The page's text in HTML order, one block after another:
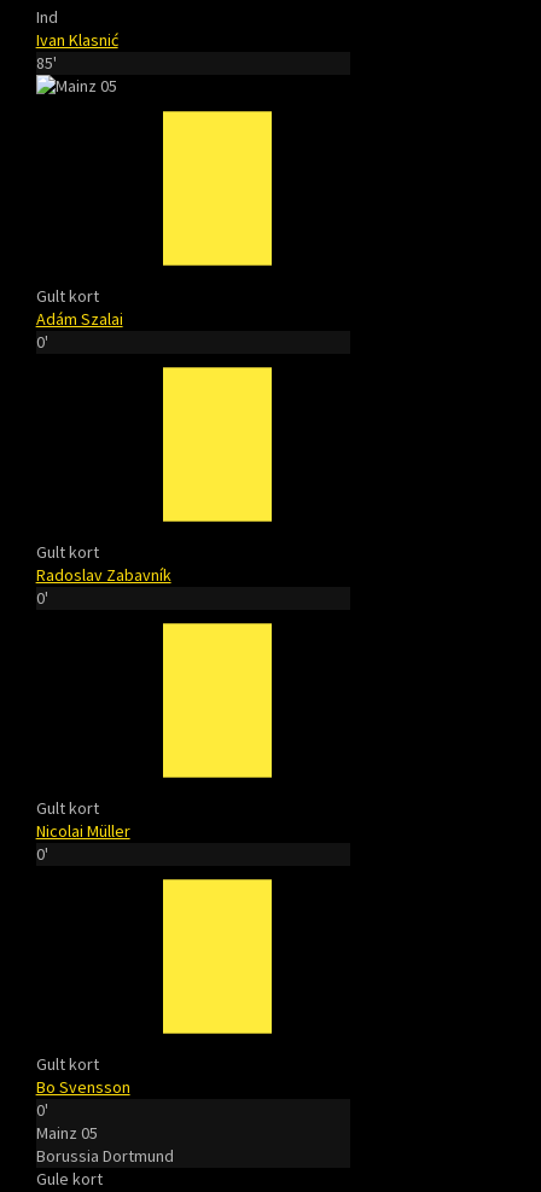
Ind
Ivan Klasnić
85'
Gult kort
Adám Szalai
0'
Gult kort
Radoslav Zabavník
0'
Gult kort
Nicolai Müller
0'
Gult kort
Bo Svensson
0'
Mainz 05
Borussia Dortmund
Gule kort